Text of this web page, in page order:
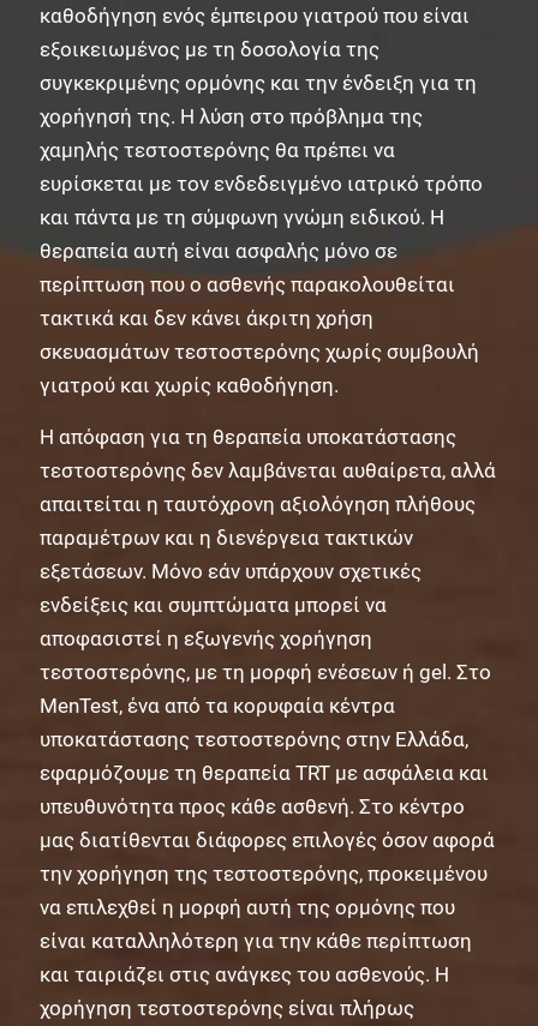
καθοδήγηση ενός έμπειρου γιατρού που είναι
εξοικειωμένος με τη δοσολογία της
συγκεκριμένης ορμόνης και την ένδειξη για τη
χορήγησή της. Η λύση στο πρόβλημα της
χαμηλής τεστοστερόνης θα πρέπει να
ευρίσκεται με τον ενδεδειγμένο ιατρικό τρόπο
και πάντα με τη σύμφωνη γνώμη ειδικού. Η
θεραπεία αυτή είναι ασφαλής μόνο σε
περίπτωση που ο ασθενής παρακολουθείται
τακτικά και δεν κάνει άκριτη χρήση
σκευασμάτων τεστοστερόνης χωρίς συμβουλή
γιατρού και χωρίς καθοδήγηση.
Η απόφαση για τη θεραπεία υποκατάστασης
τεστοστερόνης δεν λαμβάνεται αυθαίρετα, αλλά
απαιτείται η ταυτόχρονη αξιολόγηση πλήθους
παραμέτρων και η διενέργεια τακτικών
εξετάσεων. Μόνο εάν υπάρχουν σχετικές
ενδείξεις και συμπτώματα μπορεί να
αποφασιστεί η εξωγενής χορήγηση
τεστοστερόνης, με τη μορφή ενέσεων ή gel. Στο
MenTest, ένα από τα κορυφαία κέντρα
υποκατάστασης τεστοστερόνης στην Ελλάδα,
εφαρμόζουμε τη θεραπεία TRT με ασφάλεια και
υπευθυνότητα προς κάθε ασθενή. Στο κέντρο
μας διατίθενται διάφορες επιλογές όσον αφορά
την χορήγηση της τεστοστερόνης, προκειμένου
να επιλεχθεί η μορφή αυτή της ορμόνης που
είναι καταλληλότερη για την κάθε περίπτωση
και ταιριάζει στις ανάγκες του ασθενούς. Η
χορήγηση τεστοστερόνης είναι πλήρως